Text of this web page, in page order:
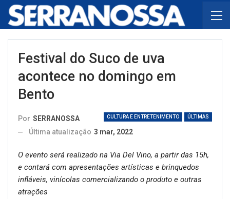
Festival do Suco de uva
acontece no domingo em
Bento
CULTURA E ENTRETENIMENTO ÚLTIMAS
Por SERRANOSSA
Última atualização 3 mar, 2022
O evento será realizado na Via Del Vino, a partir das 15h,
e contará com apresentações artísticas e brinquedos
infláveis, vinícolas comercializando o produto e outras
atrações